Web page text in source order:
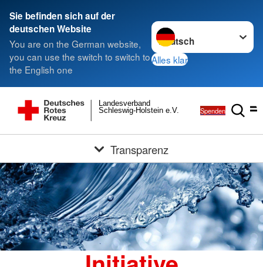
Sie befinden sich auf der
deutschen Website
You are on the German website,
you can use the switch to switch to
the English one
Sprache wechseln zu
Alles klar
Schleswig-Holstein e.V.
Landesverband
Spenden
Transparenz